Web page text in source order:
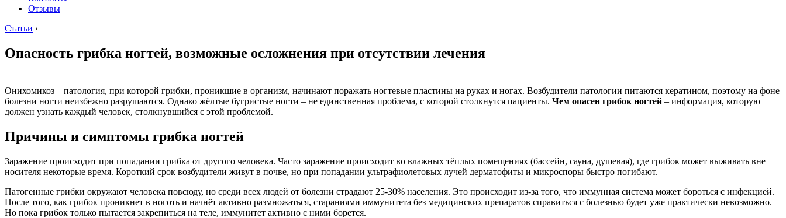
Отзывы
Статьи ›
Опасность грибка ногтей, возможные осложнения при отсутствии лечения
Онихомикоз – патология, при которой грибки, проникшие в организм, начинают поражать ногтевые пластины на руках и ногах. Возбудители патологии питаются кератином, поэтому на фоне
болезни ногти неизбежно разрушаются. Однако жёлтые бугристые ногти – не единственная проблема, с которой столкнутся пациенты. Чем опасен грибок ногтей – информация, которую
должен узнать каждый человек, столкнувшийся с этой проблемой.
Причины и симптомы грибка ногтей
Заражение происходит при попадании грибка от другого человека. Часто заражение происходит во влажных тёплых помещениях (бассейн, сауна, душевая), где грибок может выживать вне
носителя некоторые время. Короткий срок возбудители живут в почве, но при попадании ультрафиолетовых лучей дерматофиты и микроспоры быстро погибают.
Патогенные грибки окружают человека повсюду, но среди всех людей от болезни страдают 25-30% населения. Это происходит из-за того, что иммунная система может бороться с инфекцией.
После того, как грибок проникнет в ноготь и начнёт активно размножаться, стараниями иммунитета без медицинских препаратов справиться с болезнью будет уже практически невозможно.
Но пока грибок только пытается закрепиться на теле, иммунитет активно с ними борется.